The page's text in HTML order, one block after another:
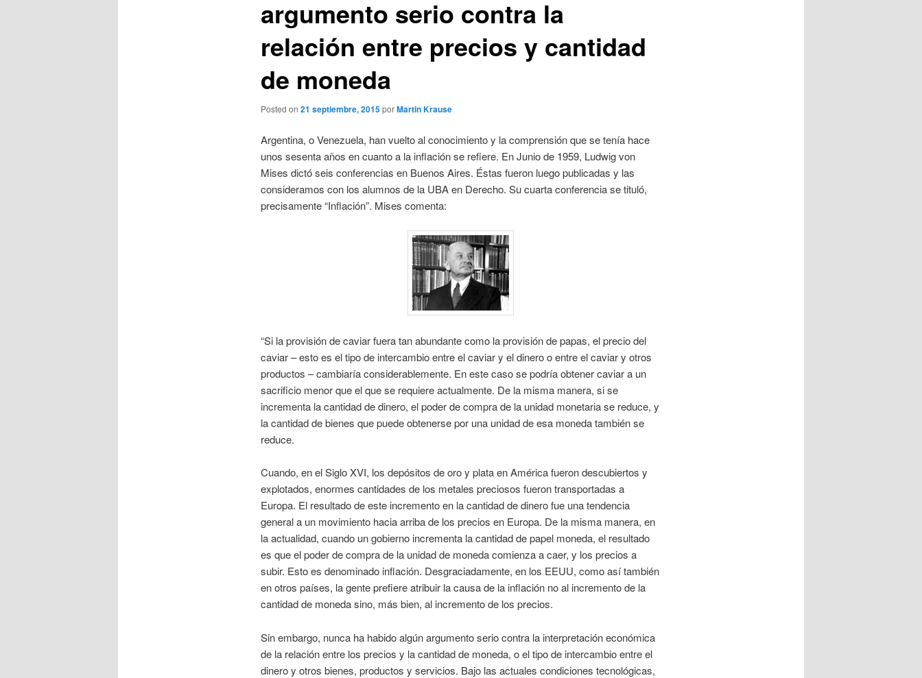
argumento serio contra la
relación entre precios y cantidad
de moneda
Posted on 21 septiembre, 2015porMartin Krause
Argentina, o Venezuela, han vuelto al conocimiento y la comprensión que se tenía hace
unos sesenta años en cuanto a la inflación se refiere. En Junio de 1959, Ludwig von
Mises dictó seis conferencias en Buenos Aires. Éstas fueron luego publicadas y las
consideramos con los alumnos de la UBA en Derecho. Su cuarta conferencia se tituló,
precisamente “Inflación”. Mises comenta:
“Si la provisión de caviar fuera tan abundante como la provisión de papas, el precio del
caviar – esto es el tipo de intercambio entre el caviar y el dinero o entre el caviar y otros
productos – cambiaría considerablemente. En este caso se podría obtener caviar a un
sacrificio menor que el que se requiere actualmente. De la misma manera, si se
incrementa la cantidad de dinero, el poder de compra de la unidad monetaria se reduce, y
la cantidad de bienes que puede obtenerse por una unidad de esa moneda también se
reduce.
Cuando, en el Siglo XVI, los depósitos de oro y plata en América fueron descubiertos y
explotados, enormes cantidades de los metales preciosos fueron transportadas a
Europa. El resultado de este incremento en la cantidad de dinero fue una tendencia
general a un movimiento hacia arriba de los precios en Europa. De la misma manera, en
la actualidad, cuando un gobierno incrementa la cantidad de papel moneda, el resultado
es que el poder de compra de la unidad de moneda comienza a caer, y los precios a
subir. Esto es denominado inflación. Desgraciadamente, en los EEUU, como así también
en otros países, la gente prefiere atribuir la causa de la inflación no al incremento de la
cantidad de moneda sino, más bien, al incremento de los precios.
Sin embargo, nunca ha habido algún argumento serio contra la interpretación económica
de la relación entre los precios y la cantidad de moneda, o el tipo de intercambio entre el
dinero y otros bienes, productos y servicios. Bajo las actuales condiciones tecnológicas,